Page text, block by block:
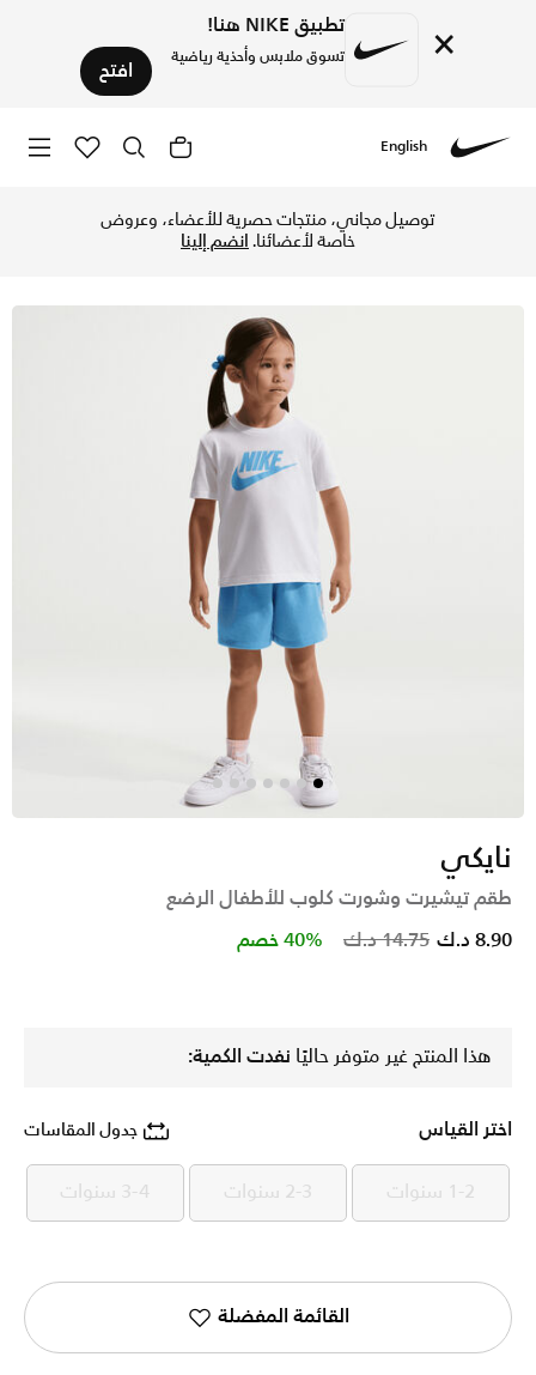
× تطبيق NIKE هنا!
تسوق ملابس وأحذية رياضية افتح
English
توصيل مجاني، منتجات حصرية للأعضاء، وعروض
خاصة لأعضائنا.انضم إلينا
نايكي
طقم تيشيرت وشورت كلوب للأطفال الرضع
Price reduced from
14.75 د.ك to 8.90 د.ك 40% خصم
هذا المنتج غير متوفر حاليًا نفدت الكمية:
اختر القياس جدول المقاسات
1-2 سنوات 1-2 سنوات 2-3 سنوات 2-3 سنوات 3-4 سنوات 3-4 سنوات
القائمة المفضلة